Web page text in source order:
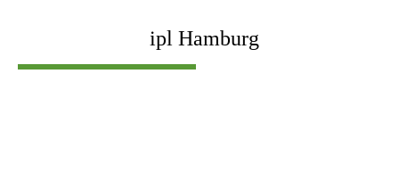
ipl Hamburg